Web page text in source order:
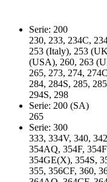
Serie: 200
230, 233, 234C,
253 (Italy), 253
(USA), 260, 263
265, 273, 274,
284, 284S, 285,
294S, 298
Serie: 200
265
Serie: 300
333, 334V, 340,
354AQ, 354F,
354GE(X), 354S,
355, 356CF, 360,